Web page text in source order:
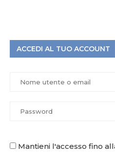
ACCEDI AL TUO ACCOUNT
Mantieni l'accesso fino